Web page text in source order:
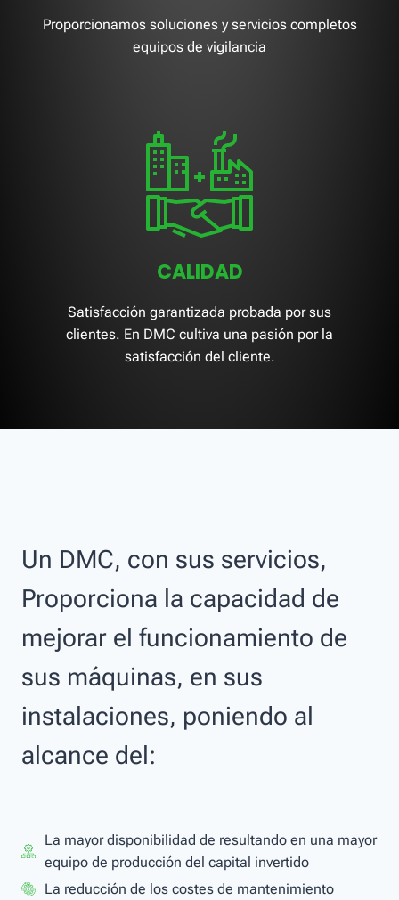
Proporcionamos soluciones y servicios completos
equipos de vigilancia
CALIDAD
Satisfacción garantizada probada por sus
clientes. En DMC cultiva una pasión por la
satisfacción del cliente.
Un DMC, con sus servicios,
Proporciona la capacidad de
mejorar el funcionamiento de
sus máquinas, en sus
instalaciones, poniendo al
alcance del:
La mayor disponibilidad de resultando en una mayor
equipo de producción del capital invertido
La reducción de los costes de mantenimiento